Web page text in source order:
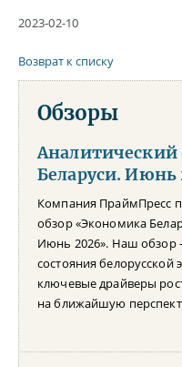
2023-02-10
Возврат к списку
Обзоры
Беларуси. Июнь
Компания ПраймПресс
обзор «Экономика
Июнь 2026». Наш обзор
состояния
ключевые драйверы
на ближайшую